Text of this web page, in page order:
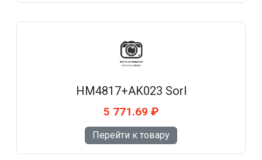
HM4817+AK023 Sorl
5 771.69 ₽
Перейти к товару